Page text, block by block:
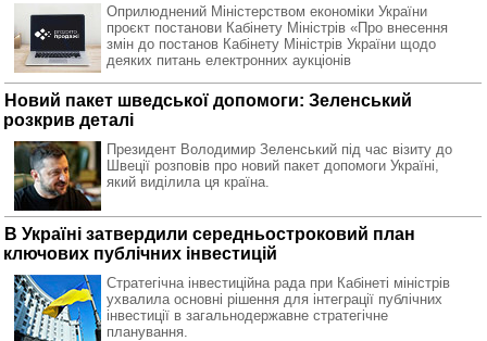
Оприлюднений Міністерством економіки України
проєкт постанови Кабінету Міністрів «Про внесення
змін до постанов Кабінету Міністрів України щодо
деяких питань електронних аукціонів
Новий пакет шведської допомоги: Зеленський
розкрив деталі
Президент Володимир Зеленський під час візиту до
Швеції розповів про новий пакет допомоги Україні,
який виділила ця країна.
В Україні затвердили середньостроковий план
ключових публічних інвестицій
Стратегічна інвестиційна рада при Кабінеті міністрів
ухвалила основні рішення для інтеграції публічних
інвестиції в загальнодержавне стратегічне
планування.